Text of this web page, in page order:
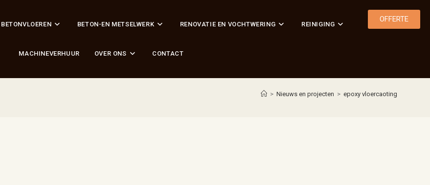
BETONVLOEREN BETON-EN METSELWERK RENOVATIE EN VOCHTWERING REINIGING
MACHINEVERHUUR OVER ONS CONTACT
OFFERTE
> Nieuws en projecten > epoxy vloercaoting